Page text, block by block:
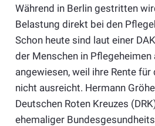
Während in Berlin gestritten
Belastung direkt bei den
Schon heute sind laut einer
der Menschen in Pflegeheimen
angewiesen, weil ihre Rente
nicht ausreicht. Hermann
Deutschen Roten Kreuzes
ehemaliger